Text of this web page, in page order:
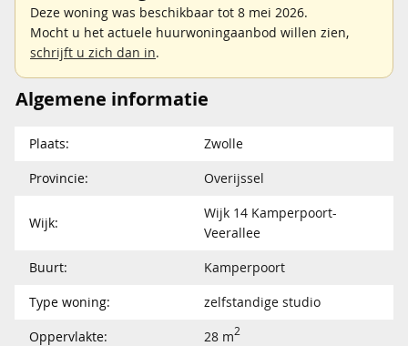
Deze woning was beschikbaar tot 8 mei 2026.
Mocht u het actuele huurwoningaanbod willen zien,
schrijft u zich dan in.
Algemene informatie
Plaats:
Zwolle
Provincie:
Overijssel
Wijk:
Wijk 14 Kamperpoort-
Veerallee
Buurt:
Kamperpoort
Type woning:
zelfstandige studio
Oppervlakte:
28 m2